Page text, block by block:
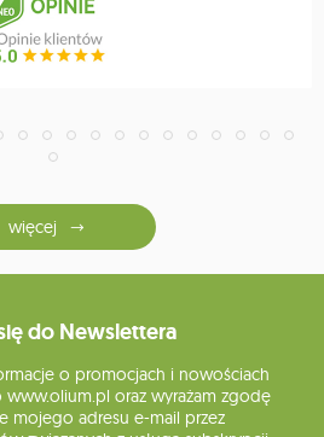
więcej
do Newslettera
o promocjach i nowościach
oraz wyrażam zgodę
mojego adresu e-mail przez